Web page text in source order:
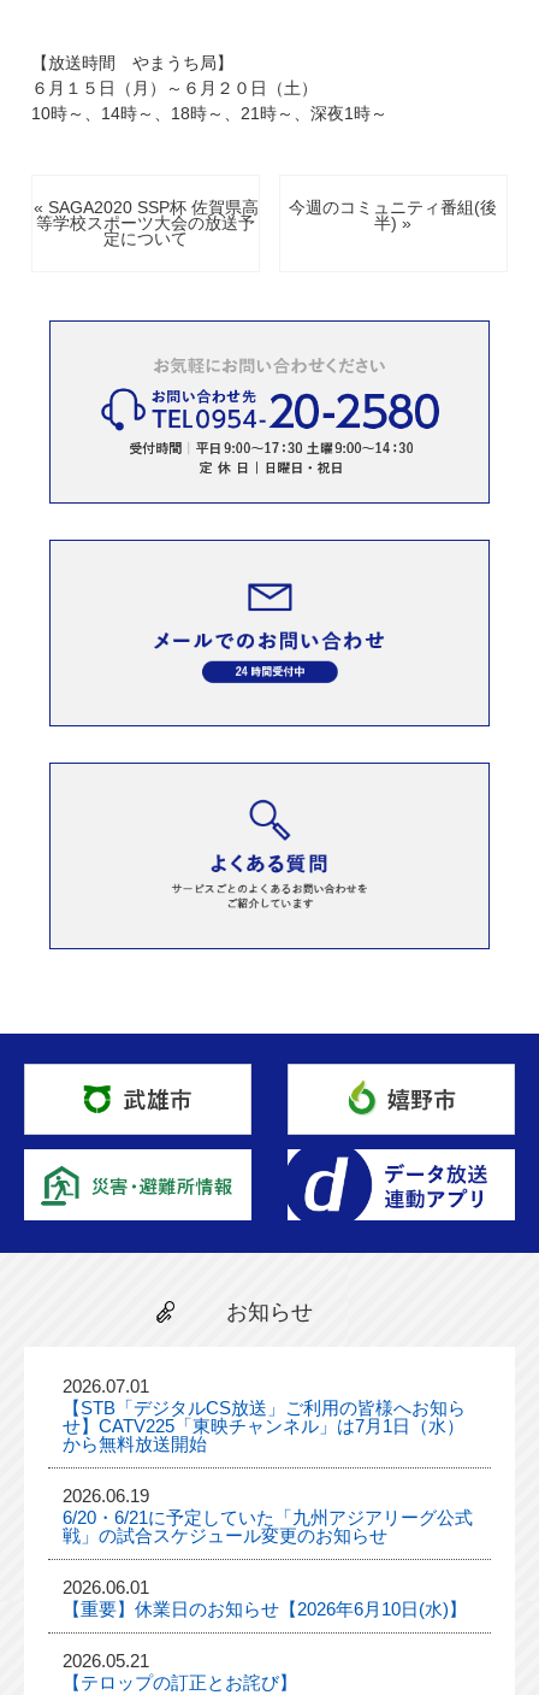
【放送時間 やまうち局】
６月１５日（月）～６月２０日（土）
10時～、14時～、18時～、21時～、深夜1時～
« SAGA2020 SSP杯 佐賀県高
等学校スポーツ大会の放送予
定について
今週のコミュニティ番組(後
半) »
お知らせ
2026.07.01
【STB「デジタルCS放送」ご利用の皆様へお知ら
せ】CATV225「東映チャンネル」は7月1日（水）
から無料放送開始
2026.06.19
6/20・6/21に予定していた「九州アジアリーグ公式
戦」の試合スケジュール変更のお知らせ
2026.06.01
【重要】休業日のお知らせ【2026年6月10日(水)】
2026.05.21
【テロップの訂正とお詫び】